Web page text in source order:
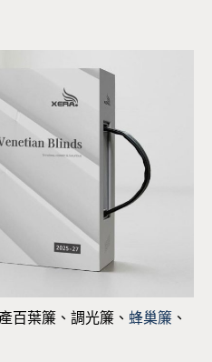
百葉簾、調光簾、 蜂巢簾 、